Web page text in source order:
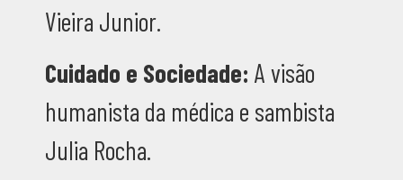
Vieira Junior.
Cuidado e Sociedade: A visão
humanista da médica e sambista
Julia Rocha.